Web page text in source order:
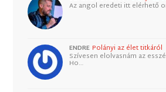
Az angol eredeti itt elérhető
ENDRE Polányi az élet titkáról
Szívesen elolvasnám az
Ho…